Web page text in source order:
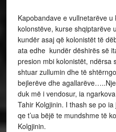
Kapobandave e vullnetarëve
kolonstëve, kurse shqiptarëve
kundër asaj që kolonistët të
ata edhe kundër dëshirës së
presion mbi kolonistët, ndërsa
shtuar zullumin dhe të
bejlerëve dhe
duk më i vendosur, ia
Tahir Kolgjinin. I thash se po
qe t’ua bëjë te mundshme të
Kolgjinin.